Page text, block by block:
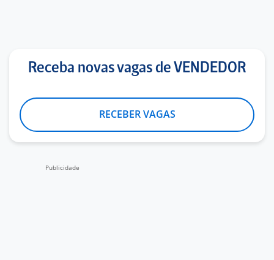
Receba novas vagas de VENDEDOR
RECEBER VAGAS